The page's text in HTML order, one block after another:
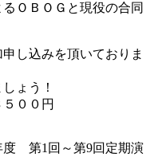
ＯＢＯＧと現役の合同
し込みを頂いておりま
しょう！
００円
度 第1回～第9回定期演